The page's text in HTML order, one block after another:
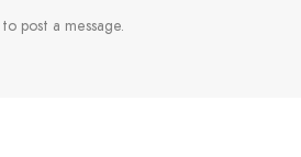
to post a message.